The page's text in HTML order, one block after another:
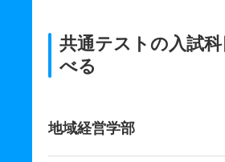
共通テストの入試
べる
地域経営学部